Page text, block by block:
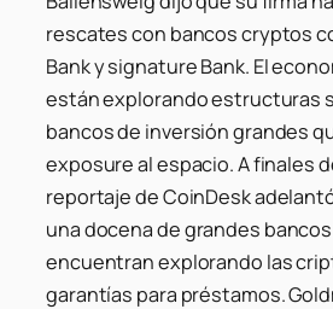
rescates con bancos cryptos
Bank y signature Bank. El
están explorando estructuras
bancos de inversión grandes
exposure al espacio. A finales
reportaje de CoinDesk
una docena de grandes bancos
encuentran explorando las
garantías para préstamos.